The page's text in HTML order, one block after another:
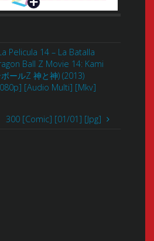
Pelicula 14 – La Batalla
Ball Z Movie 14: Kami
ールZ 神と神) (2013)
[Audio Multi] [Mkv]
300 [Comic] [01/01] [Jpg]